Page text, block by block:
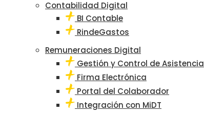
Contabilidad Digital
BI Contable
RindeGastos
Remuneraciones Digital
Gestión y Control de Asistencia
Firma Electrónica
Portal del Colaborador
Integración con MiDT